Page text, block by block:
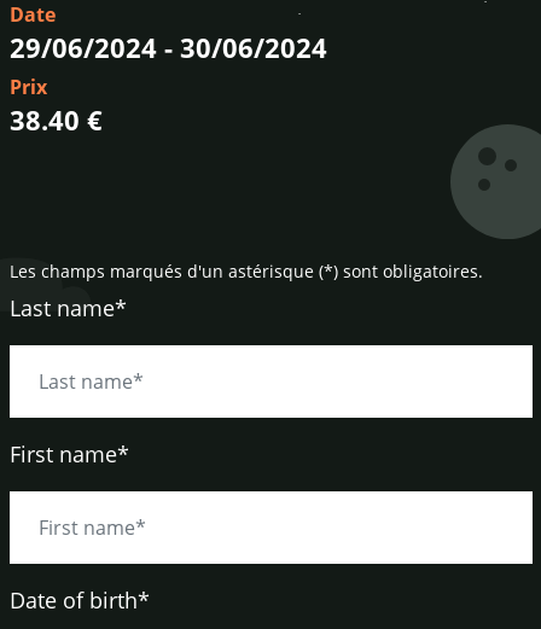
Date
29/06/2024 - 30/06/2024
Prix
38.40 €
Les champs marqués d'un astérisque (*) sont obligatoires.
Last name*
First name*
Date of birth*